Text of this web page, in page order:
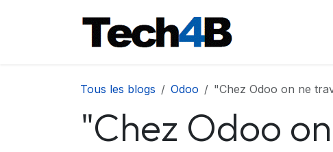
Tous les blogs Odoo "Chez Odoo on ne
"Chez Odoo